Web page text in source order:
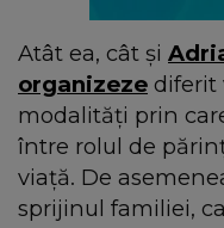
Atât ea, cât și
organizeze diferit
modalități prin
între rolul de
viață. De
sprijinul familiei,